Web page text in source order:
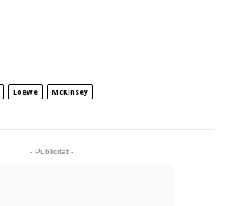
Loewe
McKinsey
- Publicitat -